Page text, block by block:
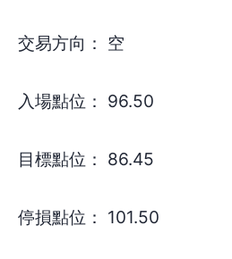
交易方向： 空
入場點位： 96.50
目標點位： 86.45
停損點位： 101.50